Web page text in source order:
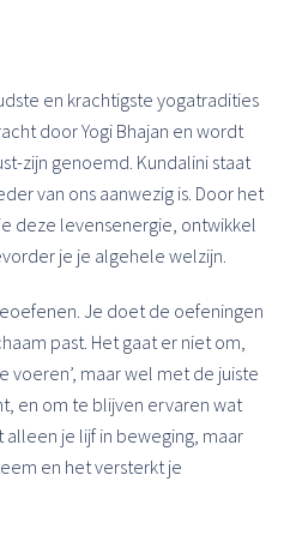
en krachtigste yogatradities
door Yogi Bhajan en wordt
zijn genoemd. Kundalini staat
van ons aanwezig is. Door het
deze levensenergie, ontwikkel
je je algehele welzijn.
Je doet de oefeningen
past. Het gaat er niet om,
voeren’, maar wel met de juiste
en om te blijven ervaren wat
je lijf in beweging, maar
en het versterkt je